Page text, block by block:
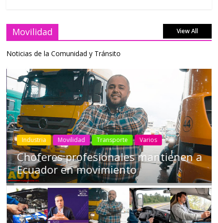
Movilidad View All
Noticias de la Comunidad y Tránsito
Industria Movilidad Transporte Varios
Choferes profesionales mantienen a
Ecuador en movimiento